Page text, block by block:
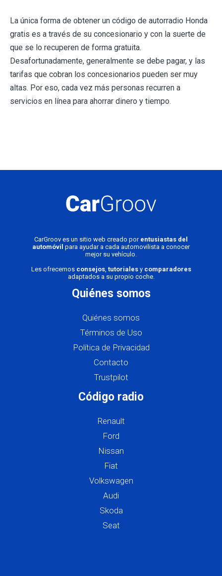
La única forma de obtener un código de autorradio Honda
gratis es a través de su concesionario y con la suerte de
que se lo recuperen de forma gratuita.
Desafortunadamente, generalmente se debe pagar, y las
tarifas que cobran los concesionarios pueden ser muy
altas. Por eso, cada vez más personas recurren a
servicios en línea para ahorrar dinero y tiempo.
CarGroov es un sitio web creado por entusiastas del
automóvil para ayudar a cada automovilista a conocer
mejor su vehículo.
Les ofrecemos consejos, tutorialesy comparadores
adaptados a su propio coche.
Quiénes somos
Quiénes somos
Términos de Uso
Política de Privacidad
Contacto
Trustpilot
Código radio
Renault
Ford
Nissan
Fiat
Volkswagen
Audi
Skoda
Seat